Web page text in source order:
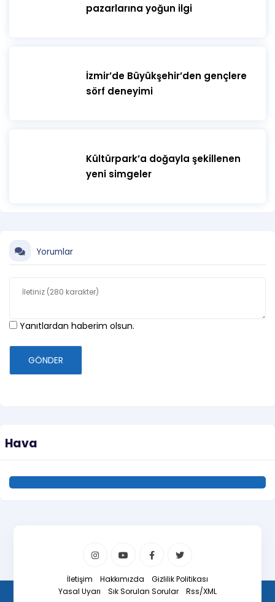
pazarlarına yoğun ilgi
İzmir’de Büyükşehir’den gençlere
sörf deneyimi
Kültürpark’a doğayla şekillenen
yeni simgeler
Yorumlar
Yanıtlardan haberim olsun.
GÖNDER
Hava
İletişim Hakkımızda
Gizlilik Politikası
Yasal Uyarı
Sık Sorulan Sorular Rss/XML